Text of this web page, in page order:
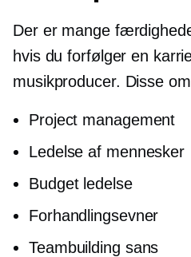
Der er mange
hvis du forfølger en
musikproducer. Disse
Project management
Ledelse af mennesker
Budget ledelse
Forhandlingsevner
Teambuilding sans